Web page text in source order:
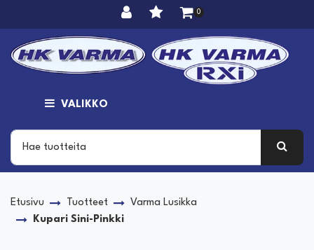
0
VALIKKO
Etusivu Tuotteet
Varma Lusikka
Kupari Sini-Pinkki